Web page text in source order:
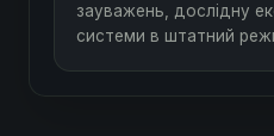
зауважень, дослідну
системи в штатний